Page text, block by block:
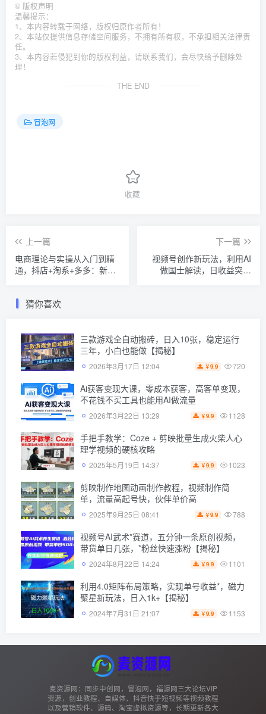
© 版权声明
温馨提示：
1、本内容转载于网络，版权归原作者所有！
2、本站仅提供信息存储空间服务，不拥有所有权，不承担相关法律责
任。
3、本内容若侵犯到你的版权利益，请联系我们，会尽快给予删除处
理！
THE END
冒泡网
收藏
上一篇
电商理论与实操从入门到精
通，抖店+淘系+多多：新手
下一篇
视频号创作新玩法，利用AI
做国士解读，日收益突破
猜你喜欢
三款游戏全自动搬砖，日入10张，稳定运行
三年，小白也能做【揭秘】
2026年3月17日 12:04 ￥9.9 720
Ai获客变现大课，零成本获客，高客单变现，
不花钱不买工具也能用AI做流量
2026年3月22日 13:29 ￥9.9 1128
手把手教学：Coze + 剪映批量生成火柴人心
理学视频的硬核攻略
2025年5月19日 14:37 ￥9.9 1023
剪映制作地图动画制作教程，视频制作简
单，流量高起号快，伙伴单价高
2025年9月25日 08:41 ￥9.9 788
视频号AI武术*赛道，五分钟一条原创视频，
带货单日几张，*粉丝快速涨粉【揭秘】
2024年8月22日 14:24 ￥9.9 1101
利用4.0矩阵布局策略，实现单号收益*，磁力
聚星新玩法，日入1k+【揭秘】
2024年7月31日 21:07 ￥9.9 1153
麦资源网：同步中创网，冒泡网，福源网三大论坛VIP
资源，创业教程、自媒体、抖音快手短视频等视频教程
以及营销软件、源码、淘宝虚拟资源等，长期更新各大